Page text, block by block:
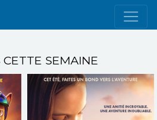
SEMAINE